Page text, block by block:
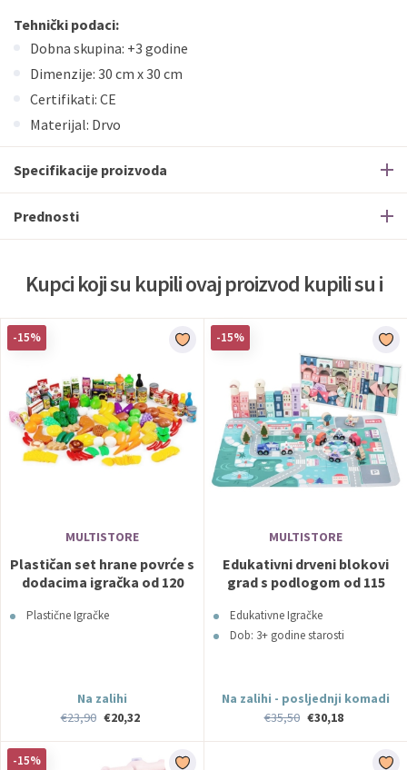
Tehnički podaci:
Dobna skupina: +3 godine
Dimenzije: 30 cm x 30 cm
Certifikati: CE
Materijal: Drvo
Specifikacije proizvoda
Prednosti
Kupci koji su kupili ovaj proizvod kupili su i
-15%
MULTISTORE
Plastičan set hrane povrće s
dodacima igračka od 120
Plastične Igračke
Na zalihi
€23,90 €20,32
-15%
MULTISTORE
Edukativni drveni blokovi
grad s podlogom od 115
Edukativne Igračke
Dob: 3+ godine starosti
Na zalihi - posljednji komadi
€35,50 €30,18
-15%